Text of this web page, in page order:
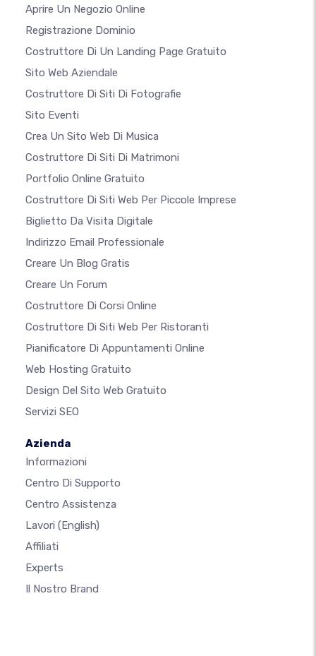
Aprire Un Negozio Online
Registrazione Dominio
Costruttore Di Un Landing Page Gratuito
Sito Web Aziendale
Costruttore Di Siti Di Fotografie
Sito Eventi
Crea Un Sito Web Di Musica
Costruttore Di Siti Di Matrimoni
Portfolio Online Gratuito
Costruttore Di Siti Web Per Piccole Imprese
Biglietto Da Visita Digitale
Indirizzo Email Professionale
Creare Un Blog Gratis
Creare Un Forum
Costruttore Di Corsi Online
Costruttore Di Siti Web Per Ristoranti
Pianificatore Di Appuntamenti Online
Web Hosting Gratuito
Design Del Sito Web Gratuito
Servizi SEO
Azienda
Informazioni
Centro Di Supporto
Centro Assistenza
Lavori (English)
Affiliati
Experts
Il Nostro Brand